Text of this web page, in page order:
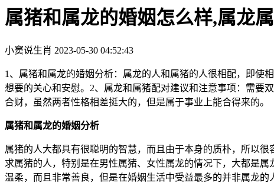
属猪和属龙的婚姻怎么样,属龙
小窦说生肖 2023-05-30 04:52:43
1、属猪和属龙的婚姻分析：属龙的人和属猪的人很相配，即使
想要的关心和安慰。2、属龙和属猪配对建议和注意事项：需要
合财，虽然两者性格相差挺大的，但是属于事业上能合得来的。
属猪和属龙的婚姻分析
属猪的人大都具有很聪明的智慧，而且由于本身的质朴，所以
求属猪的人，特别是在男性属猪、女性属龙的情况下，大都是
温柔，而且非常善良，但是在婚姻生活中受益最多的并非属龙